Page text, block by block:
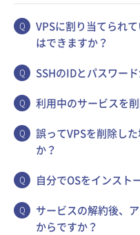
VPSに割り当てられ
はできますか？
SSHのIDとパスワー
利用中のサービスを
誤ってVPSを削除し
か？
自分でOSをインスト
サービスの解約後、
からですか？